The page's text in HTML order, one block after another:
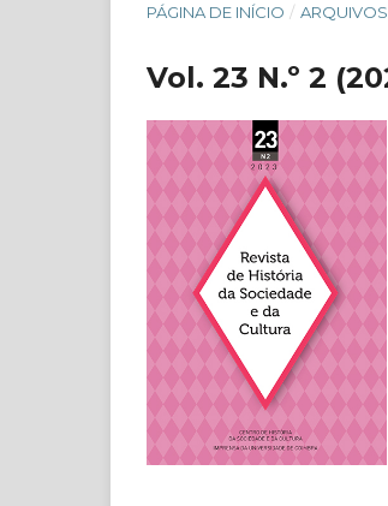
PÁGINA DE INÍCIO / ARQUIVOS
Vol. 23 N.º 2